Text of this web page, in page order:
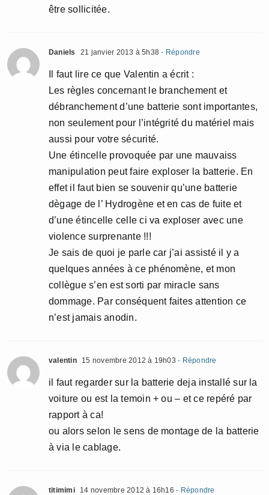
être sollicitée.
Daniels 21 janvier 2013 à 5h38 - Répondre
Il faut lire ce que Valentin a écrit :
Les règles concernant le branchement et
débranchement d’une batterie sont importantes,
non seulement pour l’intégrité du matériel mais
aussi pour votre sécurité.
Une étincelle provoquée par une mauvaiss
manipulation peut faire exploser la batterie. En
effet il faut bien se souvenir qu’une batterie
dègage de l’ Hydrogène et en cas de fuite et
d’une étincelle celle ci va exploser avec une
violence surprenante !!!
Je sais de quoi je parle car j’ai assisté il y a
quelques années à ce phénomène, et mon
collègue s’en est sorti par miracle sans
dommage. Par conséquent faites attention ce
n’est jamais anodin.
valentin 15 novembre 2012 à 19h03 - Répondre
il faut regarder sur la batterie deja installé sur la
voiture ou est la temoin + ou – et ce repéré par
rapport à ca!
ou alors selon le sens de montage de la batterie
à via le cablage.
titimimi 14 novembre 2012 à 16h16 - Répondre